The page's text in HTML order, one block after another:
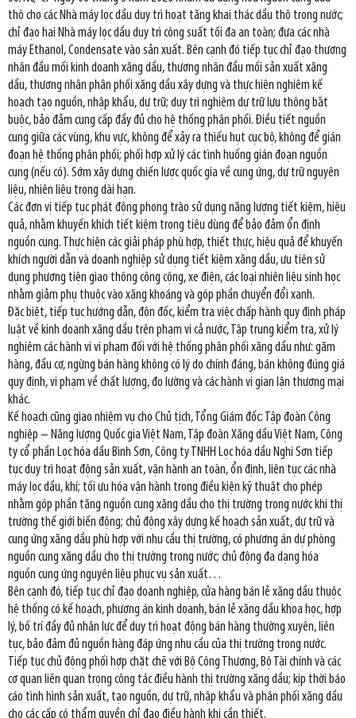
thô cho các Nhà máy lọc dầu duy trì hoạt tăng khai thác dầu thô trong nước;
chỉ đạo hai Nhà máy lọc dầu duy trì công suất tối đa an toàn; đưa các nhà
máy Ethanol, Condensate vào sản xuất. Bên cạnh đó tiếp tục chỉ đạo thương
nhân đầu mối kinh doanh xăng dầu, thương nhân đầu mối sản xuất xăng
dầu, thương nhân phân phối xăng dầu xây dựng và thực hiện nghiêm kế
hoạch tạo nguồn, nhập khẩu, dự trữ; duy trì nghiêm dự trữ lưu thông bắt
buộc, bảo đảm cung cấp đầy đủ cho hệ thống phân phối. Điều tiết nguồn
cung giữa các vùng, khu vực, không để xảy ra thiếu hụt cục bộ, không để gián
đoạn hệ thống phân phối; phối hợp xử lý các tình huống gián đoạn nguồn
cung (nếu có). Sớm xây dựng chiến lược quốc gia về cung ứng, dự trữ nguyên
liệu, nhiên liệu trong dài hạn.
Các đơn vị tiếp tục phát động phong trào sử dụng năng lượng tiết kiệm, hiệu
quả, nhằm khuyến khích tiết kiệm trong tiêu dùng để bảo đảm ổn định
nguồn cung. Thực hiện các giải pháp phù hợp, thiết thực, hiệu quả để khuyến
khích người dẫn và doanh nghiệp sử dụng tiết kiệm xăng dầu, ưu tiên sử
dụng phương tiện giao thông công cộng, xe điện, các loại nhiên liệu sinh học
nhằm giảm phụ thuộc vào xăng khoáng và góp phần chuyển đổi xanh.
Đặc biệt, tiếp tục hướng dẫn, đôn đốc, kiểm tra việc chấp hành quy định pháp
luật về kinh doanh xăng dầu trên phạm vi cả nước, Tập trung kiểm tra, xử lý
nghiêm các hành vi vi phạm đối với hệ thống phân phối xăng dầu như: găm
hàng, đầu cơ, ngừng bán hàng không có lý do chính đáng, bán không đúng giá
quy định, vi phạm về chất lượng, đo lường và các hành vi gian lận thương mại
khác.
Kế hoạch cũng giao nhiệm vụ cho Chủ tịch, Tổng Giám đốc: Tập đoàn Công
nghiệp – Năng lượng Quốc gia Việt Nam, Tập đoàn Xăng dầu Việt Nam, Công
ty cổ phần Lọc hóa dầu Bình Sơn, Công ty TNHH Lọc hóa dầu Nghi Sơn tiếp
tục duy trì hoạt động sản xuất, vận hành an toàn, ổn định, liên tục các nhà
máy lọc dầu, khí; tối ưu hóa vận hành trong điều kiện kỹ thuật cho phép
nhằm góp phần tăng nguồn cung xăng dầu cho thị trường trong nước khi thị
trường thế giới biến động; chủ động xây dựng kế hoạch sản xuất, dự trữ và
cung ứng xăng dầu phù hợp với nhu cầu thị trường, có phương án dự phòng
nguồn cung xăng dầu cho thị trường trong nước; chủ động đa dạng hóa
nguồn cung ứng nguyên liệu phục vụ sản xuất…
Bên cạnh đó, tiếp tục chỉ đạo doanh nghiệp, cửa hàng bán lẻ xăng dầu thuộc
hệ thống có kế hoạch, phương án kinh doanh, bán lẻ xăng dầu khoa học, hợp
lý, bố trí đầy đủ nhân lực để duy trì hoạt động bán hàng thường xuyên, liên
tục, bảo đảm đủ nguồn hàng đáp ứng nhu cầu của thị trường trong nước.
Tiếp tục chủ động phối hợp chặt chẽ với Bộ Công Thương, Bộ Tài chính và các
cơ quan liên quan trọng công tác điều hành thị trường xăng dầu; kịp thời báo
cáo tình hình sản xuất, tạo nguồn, dự trữ, nhập khẩu và phân phối xăng dầu
cho các cấp có thẩm quyền chỉ đạo điều hành khi cần thiết.